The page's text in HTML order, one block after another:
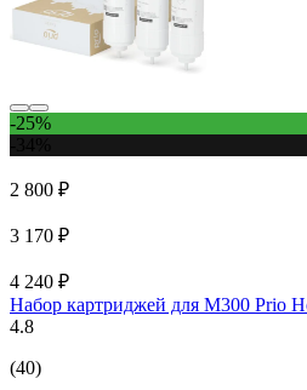
-25%
2 800 ₽
3 170 ₽
4 240 ₽
Набор картриджей для М300 Prio
4.8
(40)